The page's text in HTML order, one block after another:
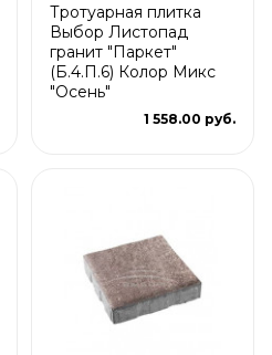
Тротуарная плитка
Выбор Листопад
гранит "Паркет"
(Б.4.П.6) Колор Микс
"Осень"
1 558.00 руб.